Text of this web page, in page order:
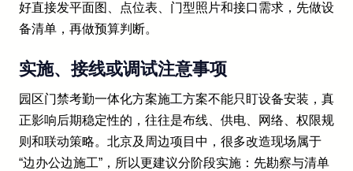
好直接发平面图、点位表、门型照片和接口需求，先做设
备清单，再做预算判断。
实施、接线或调试注意事项
园区门禁考勤一体化方案施工方案不能只盯设备安装，真
正影响后期稳定性的，往往是布线、供电、网络、权限规
则和联动策略。北京及周边项目中，很多改造现场属于
“边办公边施工”，所以更建议分阶段实施：先勘察与清单